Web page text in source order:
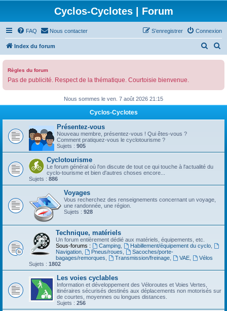
Cyclos-Cyclotes | Forum
FAQ Nous contacter Connexion
S’enregistrer
Index du forum
r
c
r
r
c
r
Règles du forum
Pas de publicité. Respect de la thématique. Courtoisie bienvenue.
Nous sommes le ven. 7 août 2026 21:15
Cyclos-Cyclotes
Présentez-vous
Nouveau membre, présentez-vous ! Qui êtes-vous ?
Comment pratiquez-vous le cyclotourisme ?
Sujets : 905
Cyclotourisme
Le forum général où l'on discute de tout ce qui touche à l'actualité du
cyclo-tourisme et bien d'autres choses encore...
Sujets : 886
Voyages
Vous recherchez des renseignements concernant un voyage,
une randonnée, une région.
Sujets : 928
Technique, matériels
Un forum entièrement dédié aux matériels, équipements, etc.
Sous-forums :
Camping, Habillement/équipement du cyclo,
Navigation
Pneus/roues
Sacoches/porte-
bagages/remorques
Transmission/freinage, VAE,
Vélos
Sujets : 1802
Les voies cyclables
Information et développement des Véloroutes et Voies Vertes,
itinéraires sécurisés destinés aux déplacements non motorisés sur
de courtes, moyennes ou longues distances.
Sujets : 256